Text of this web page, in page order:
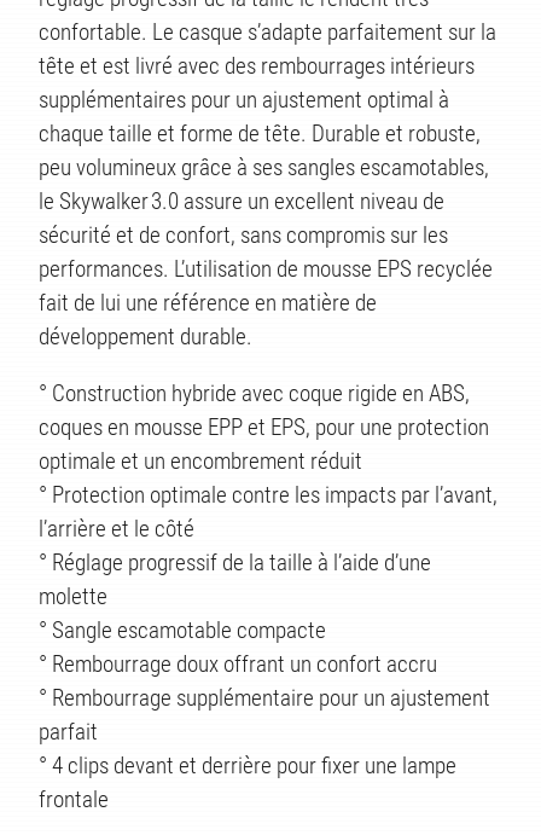
confortable. Le casque s’adapte parfaitement sur la
tête et est livré avec des rembourrages intérieurs
supplémentaires pour un ajustement optimal à
chaque taille et forme de tête. Durable et robuste,
peu volumineux grâce à ses sangles escamotables,
le Skywalker 3.0 assure un excellent niveau de
sécurité et de confort, sans compromis sur les
performances. L’utilisation de mousse EPS recyclée
fait de lui une référence en matière de
développement durable.
° Construction hybride avec coque rigide en ABS,
coques en mousse EPP et EPS, pour une protection
optimale et un encombrement réduit
° Protection optimale contre les impacts par l’avant,
l’arrière et le côté
° Réglage progressif de la taille à l’aide d’une
molette
° Sangle escamotable compacte
° Rembourrage doux offrant un confort accru
° Rembourrage supplémentaire pour un ajustement
parfait
° 4 clips devant et derrière pour fixer une lampe
frontale